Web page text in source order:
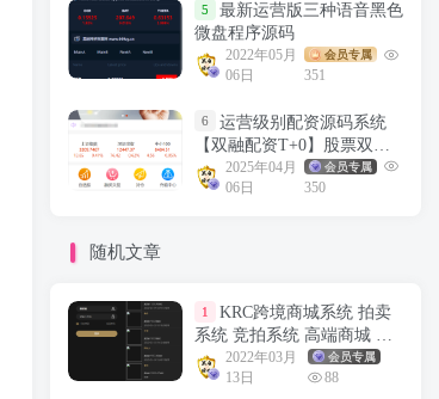
5
最新运营版三种语音黑色
微盘程序源码
2022年05月
06日
会员专属
351
6
运营级别配资源码系统
【双融配资T+0】股票双融/
股票交易/配资系统/T+0交易
2025年04月
06日
会员专属
350
随机文章
1
KRC跨境商城系统 拍卖
系统 竞拍系统 高端商城 虚
拟币支付源码
2022年03月
13日
会员专属
88